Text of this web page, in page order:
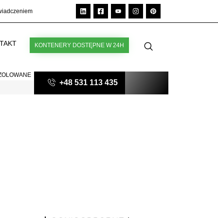
KONTENERY DOSTĘPNE W 24H
+48 531 113 435